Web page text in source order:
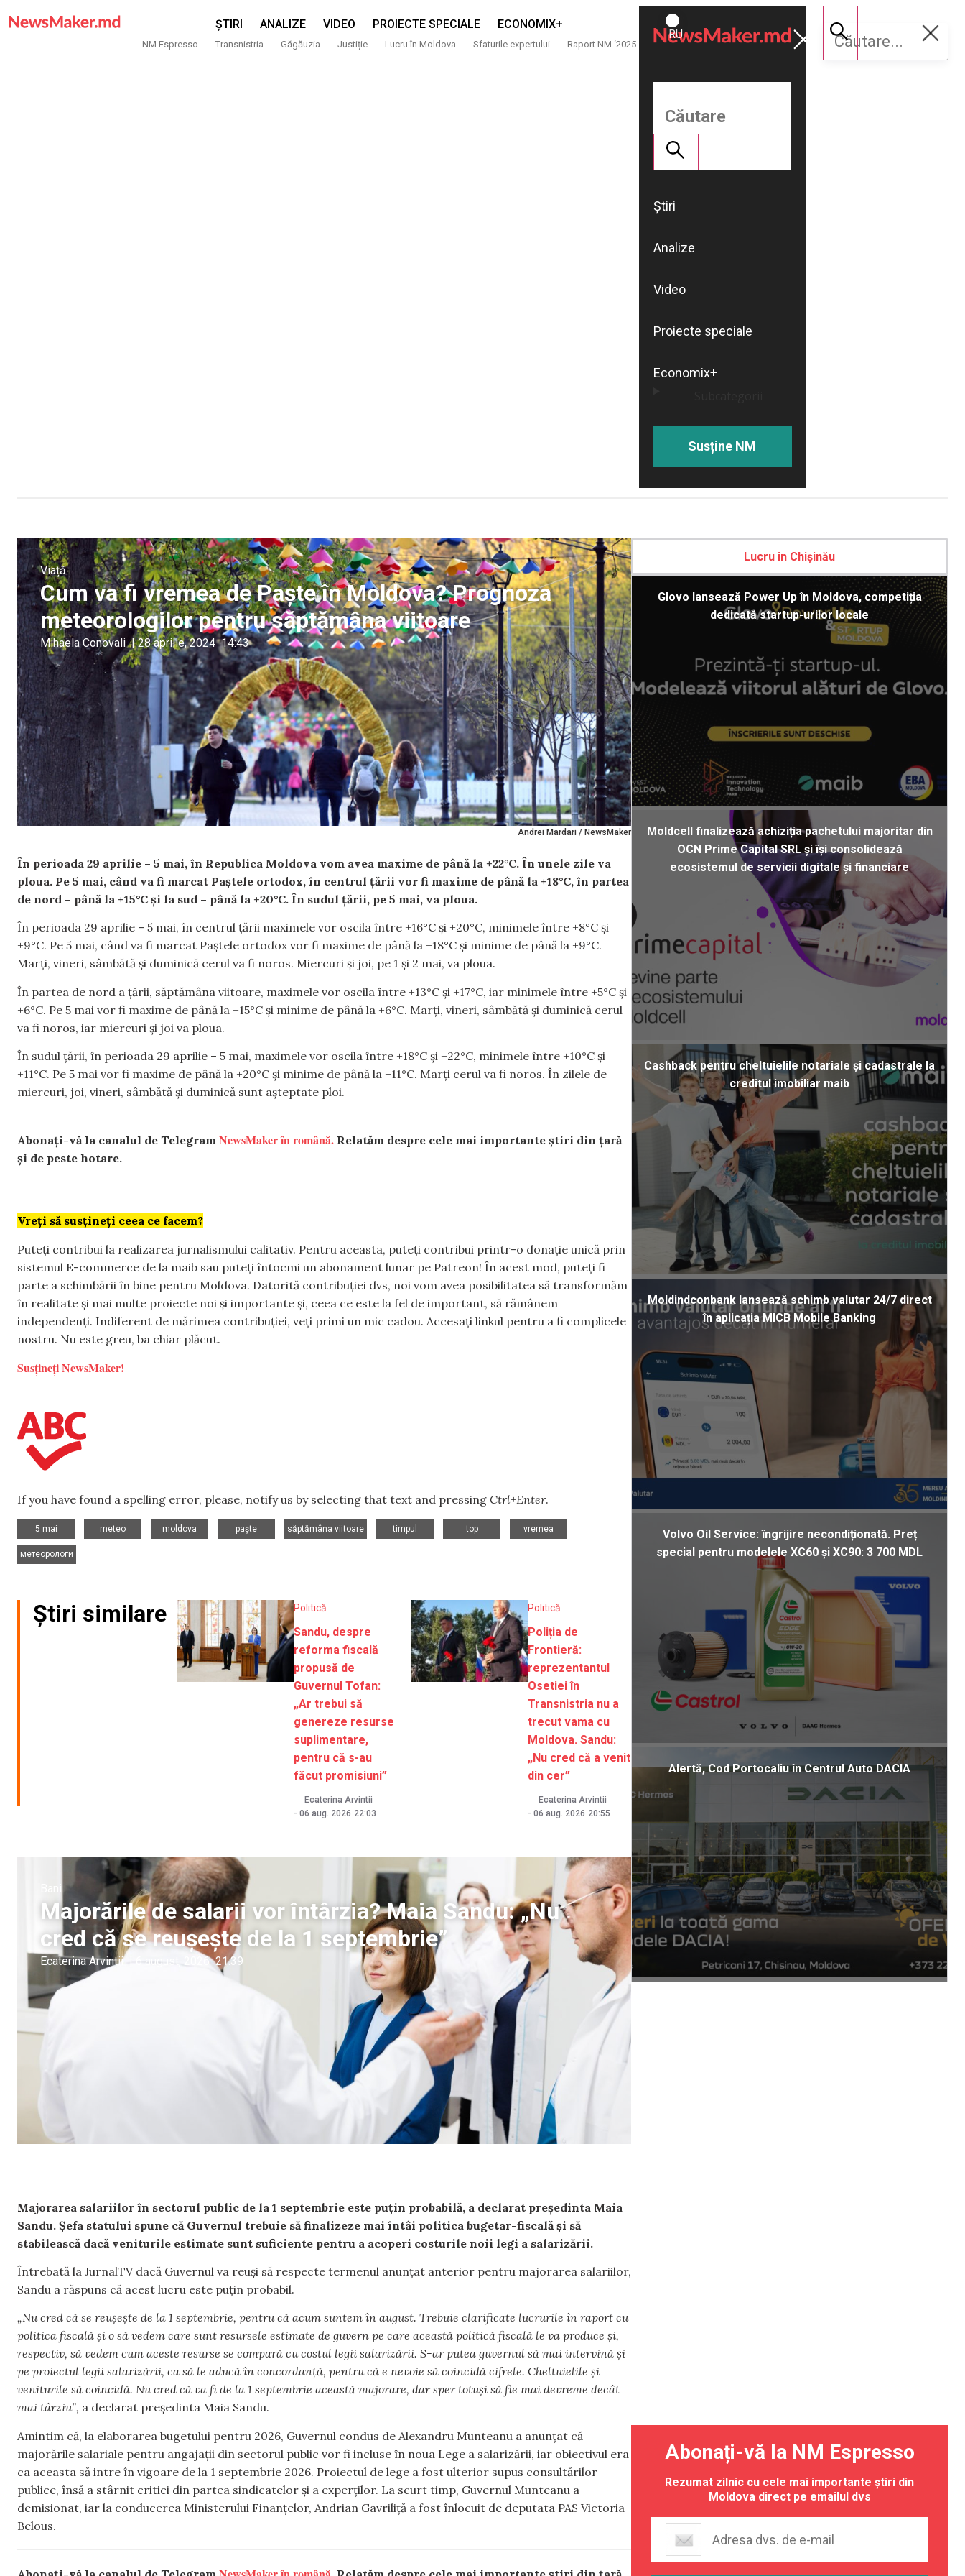
ȘTIRI ANALIZE VIDEO PROIECTE SPECIALE ECONOMIX+
NM Espresso Transnistria Găgăuzia Justiție Lucru în Moldova Sfaturile expertului Raport NM ‘2025
ROMÂNĂ
RU
Susține
NM
Știri
Analize
Video
Proiecte speciale
Economix+
Susține NM
Andrei Mardari / NewsMaker
Viață
Cum va fi vremea de Paște în Moldova? Prognoza
meteorologilor pentru săptămâna viitoare
Mihaela Conovali | 28 aprilie, 2024 14:43
În perioada 29 aprilie – 5 mai, în Republica Moldova vom avea maxime de până la +22°C. În unele zile va
ploua. Pe 5 mai, când va fi marcat Paștele ortodox, în centrul țării vor fi maxime de până la +18°C, în partea
de nord – până la +15°C și la sud – până la +20°C. În sudul țării, pe 5 mai, va ploua.
În perioada 29 aprilie – 5 mai, în centrul țării maximele vor oscila între +16°C și +20°C, minimele între +8°C și
+9°C. Pe 5 mai, când va fi marcat Paștele ortodox vor fi maxime de până la +18°C și minime de până la +9°C.
Marți, vineri, sâmbătă și duminică cerul va fi noros. Miercuri și joi, pe 1 și 2 mai, va ploua.
În partea de nord a țării, săptămâna viitoare, maximele vor oscila între +13°C și +17°C, iar minimele între +5°C și
+6°C. Pe 5 mai vor fi maxime de până la +15°C și minime de până la +6°C. Marți, vineri, sâmbătă și duminică cerul
va fi noros, iar miercuri și joi va ploua.
În sudul țării, în perioada 29 aprilie – 5 mai, maximele vor oscila între +18°C și +22°C, minimele între +10°C și
+11°C. Pe 5 mai vor fi maxime de până la +20°C și minime de până la +11°C. Marți cerul va fi noros. În zilele de
miercuri, joi, vineri, sâmbătă și duminică sunt așteptate ploi.
Abonați-vă la canalul de Telegram NewsMaker în română. Relatăm despre cele mai importante știri din țară
și de peste hotare.
Vreți să susțineți ceea ce facem?
Puteți contribui la realizarea jurnalismului calitativ. Pentru aceasta, puteți contribui printr-o donație unică prin
sistemul E-commerce de la maib sau puteți întocmi un abonament lunar pe Patreon! În acest mod, puteți fi
parte a schimbării în bine pentru Moldova. Datorită contribuției dvs, noi vom avea posibilitatea să transformăm
în realitate și mai multe proiecte noi și importante și, ceea ce este la fel de important, să rămânem
independenți. Indiferent de mărimea contribuției, veți primi un mic cadou. Accesați linkul pentru a fi complicele
nostru. Nu este greu, ba chiar plăcut.
Susțineți NewsMaker!
If you have found a spelling error, please, notify us by selecting that text and pressing Ctrl+Enter.
5 mai
meteo
moldova
paște
săptămâna viitoare
timpul
top
vremea
метеорологи
Știri similare Politică
Sandu, despre
reforma fiscală
propusă de
Guvernul Tofan:
„Ar trebui să
genereze resurse
suplimentare,
pentru că s-au
făcut promisiuni”
Ecaterina Arvintii
- 06 aug. 2026 22:03
Politică
Poliția de
Frontieră:
reprezentantul
Osetiei în
Transnistria nu a
trecut vama cu
Moldova. Sandu:
„Nu cred că a venit
din cer”
Ecaterina Arvintii
- 06 aug. 2026 20:55
Majorările de salarii vor întârzia? Maia Sandu: „Nu
cred că se reușește de la 1 septembrie”
Ecaterina Arvintii 6 august, 2026 21:39
Majorarea salariilor în sectorul public de la 1 septembrie este puțin probabilă, a declarat președinta Maia
Sandu. Șefa statului spune că Guvernul trebuie să finalizeze mai întâi politica bugetar-fiscală și să
stabilească dacă veniturile estimate sunt suficiente pentru a acoperi costurile noii legi a salarizării.
Întrebată la JurnalTV dacă Guvernul va reuși să respecte termenul anunțat anterior pentru majorarea salariilor,
Sandu a răspuns că acest lucru este puțin probabil.
„Nu cred că se reușește de la 1 septembrie, pentru că acum suntem în august. Trebuie clarificate lucrurile în raport cu
politica fiscală și o să vedem care sunt resursele estimate de guvern pe care această politică fiscală le va produce și,
respectiv, să vedem cum aceste resurse se compară cu costul legii salarizării. S-ar putea guvernul să mai intervină și
pe proiectul legii salarizării, ca să le aducă în concordanță, pentru că e nevoie să coincidă cifrele. Cheltuielile și
veniturile să coincidă. Nu cred că va fi de la 1 septembrie această majorare, dar sper totuși să fie mai devreme decât
mai târziu”, a declarat președinta Maia Sandu.
Amintim că, la elaborarea bugetului pentru 2026, Guvernul condus de Alexandru Munteanu a anunțat că
majorările salariale pentru angajații din sectorul public vor fi incluse în noua Lege a salarizării, iar obiectivul era
ca aceasta să intre în vigoare de la 1 septembrie 2026. Proiectul de lege a fost ulterior supus consultărilor
publice, însă a stârnit critici din partea sindicatelor și a experților. La scurt timp, Guvernul Munteanu a
demisionat, iar la conducerea Ministerului Finanțelor, Andrian Gavriliță a fost înlocuit de deputata PAS Victoria
Belous.
Lucru în Chișinău
Glovo lansează Power Up în Moldova, competiția
dedicată startup-urilor locale
Moldcell finalizează achiziția pachetului majoritar din
OCN Prime Capital SRL și își consolidează
ecosistemul de servicii digitale și financiare
Cashback pentru cheltuielile notariale și cadastrale la
creditul imobiliar maib
Moldindconbank lansează schimb valutar 24/7 direct
în aplicația MICB Mobile Banking
Volvo Oil Service: îngrijire necondiționată. Preț
special pentru modelele XC60 și XC90: 3 700 MDL
Alertă, Cod Portocaliu în Centrul Auto DACIA
Abonați-vă la NM Espresso
Rezumat zilnic cu cele mai importante știri din
Moldova direct pe emailul dvs